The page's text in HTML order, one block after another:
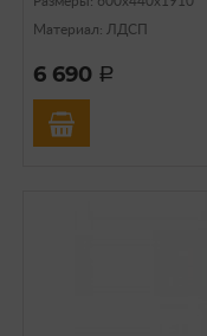
Материал: ЛДСП
6 690 a